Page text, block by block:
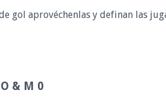
gol aprovéchenlas y definan las
& M 0